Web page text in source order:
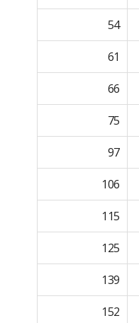
54
61
66
75
97
106
115
125
139
152